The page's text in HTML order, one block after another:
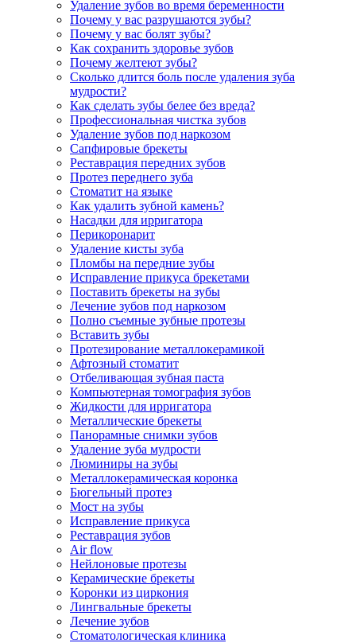
Удаление зубов во время беременности
Почему у вас разрушаются зубы?
Почему у вас болят зубы?
Как сохранить здоровье зубов
Почему желтеют зубы?
Сколько длится боль после удаления зуба
мудрости?
Как сделать зубы белее без вреда?
Профессиональная чистка зубов
Удаление зубов под наркозом
Сапфировые брекеты
Реставрация передних зубов
Протез переднего зуба
Стоматит на языке
Как удалить зубной камень?
Насадки для ирригатора
Перикоронарит
Удаление кисты зуба
Пломбы на передние зубы
Исправление прикуса брекетами
Поставить брекеты на зубы
Лечение зубов под наркозом
Полно съемные зубные протезы
Вставить зубы
Протезирование металлокерамикой
Афтозный стоматит
Отбеливающая зубная паста
Компьютерная томография зубов
Жидкости для ирригатора
Металлические брекеты
Панорамные снимки зубов
Удаление зуба мудрости
Люминиры на зубы
Металлокерамическая коронка
Бюгельный протез
Мост на зубы
Исправление прикуса
Реставрация зубов
Air flow
Нейлоновые протезы
Керамические брекеты
Коронки из циркония
Лингвальные брекеты
Лечение зубов
Стоматологическая клиника